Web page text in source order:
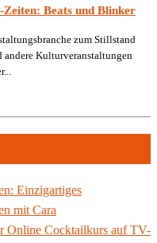
Beats und Blinker
zum Stillstand
andere Kulturveranstaltungen
Einzigartiges
mit Cara
Online Cocktailkurs auf TV-